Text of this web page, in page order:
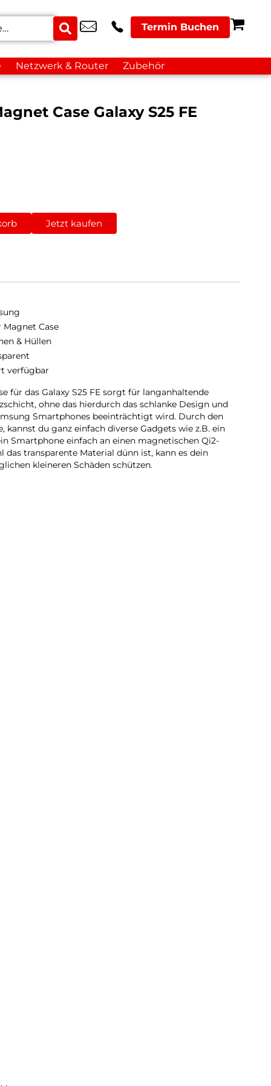
Termin Buchen
Netzwerk & Router Zubehör
Case Galaxy S25 FE
Jetzt kaufen
Magnet Case
& Hüllen
verfügbar
für das Galaxy S25 FE sorgt für langanhaltende
ohne das hierdurch das schlanke Design und
Smartphones beeinträchtigt wird. Durch den
kannst du ganz einfach diverse Gadgets wie z.B. ein
Smartphone einfach an einen magnetischen Qi2-
das transparente Material dünn ist, kann es dein
kleineren Schäden schützen.